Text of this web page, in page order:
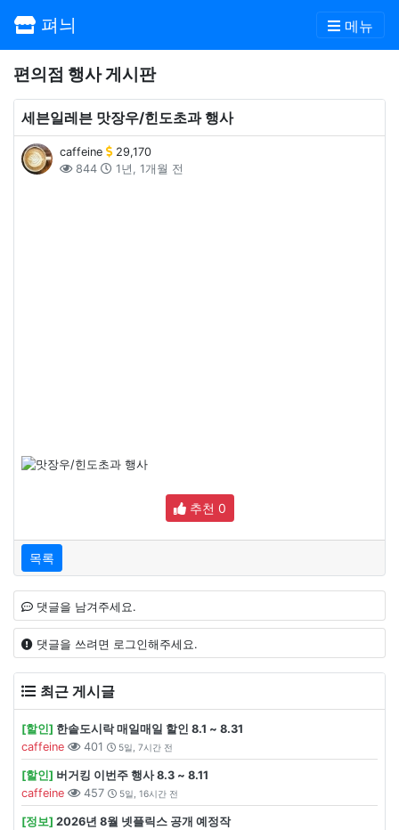
펴늬 메뉴
편의점 행사 게시판
세븐일레븐 맛장우/힌도초과 행사
caffeine
29,170
844
1년, 1개월 전
추천 0
목록
댓글을 남겨주세요.
댓글을 쓰려면 로그인해주세요.
최근 게시글
[할인] 한솥도시락 매일매일 할인 8.1 ~ 8.31
caffeine
401 5일, 7시간 전
[할인] 버거킹 이번주 행사 8.3 ~ 8.11
caffeine
457 5일, 16시간 전
[정보] 2026년 8월 넷플릭스 공개 예정작